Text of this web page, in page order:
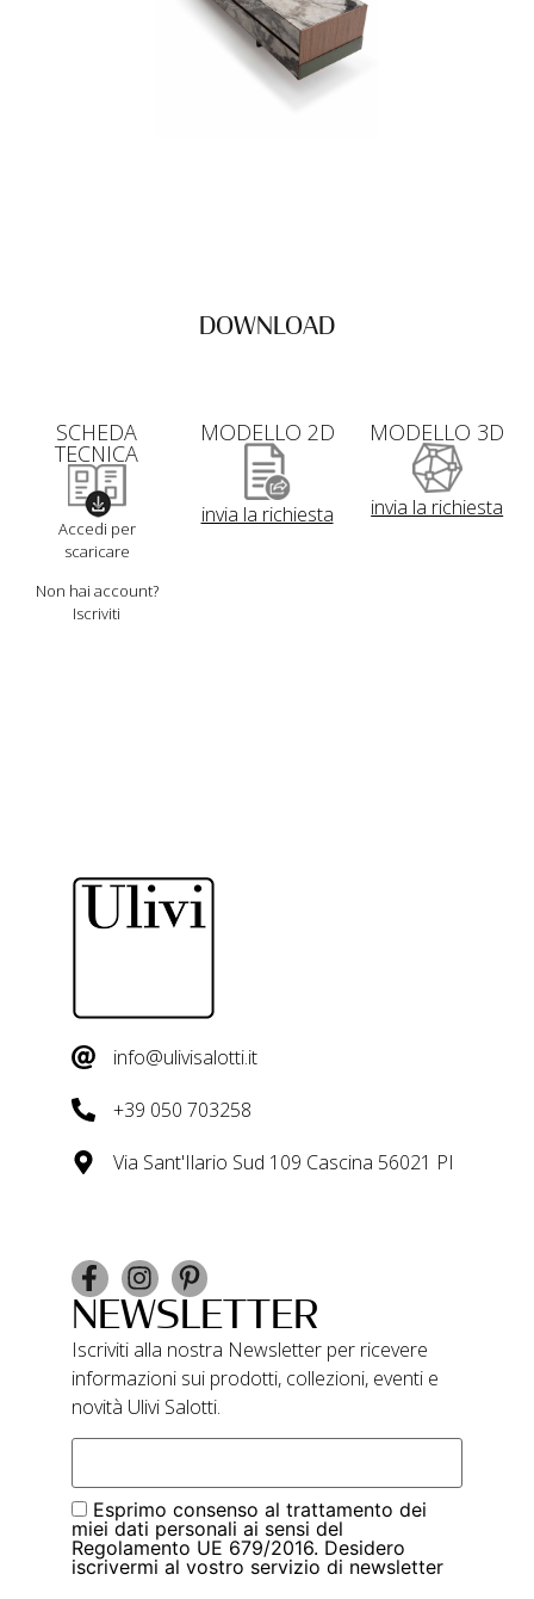
DOWNLOAD
SCHEDA
TECNICA
Accedi per
scaricare
Non hai account?
Iscriviti
MODELLO 2D
invia la richiesta
MODELLO 3D
invia la richiesta
info@ulivisalotti.it
+39 050 703258
Via Sant'Ilario Sud 109 Cascina 56021 PI
NEWSLETTER
Iscriviti alla nostra Newsletter per ricevere
informazioni sui prodotti, collezioni, eventi e
novità Ulivi Salotti.
Esprimo consenso al trattamento dei
miei dati personali ai sensi del
Regolamento UE 679/2016. Desidero
iscrivermi al vostro servizio di newsletter